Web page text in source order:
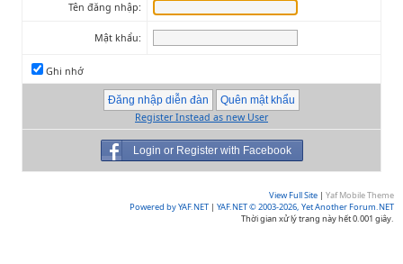
Tên đăng nhập:
Mật khẩu:
Ghi nhớ
Register Instead as new User
Login or Register with Facebook
View Full Site | Yaf Mobile Theme
Powered by YAF.NET | YAF.NET © 2003-2026, Yet Another Forum.NET
Thời gian xử lý trang này hết 0.001 giây.